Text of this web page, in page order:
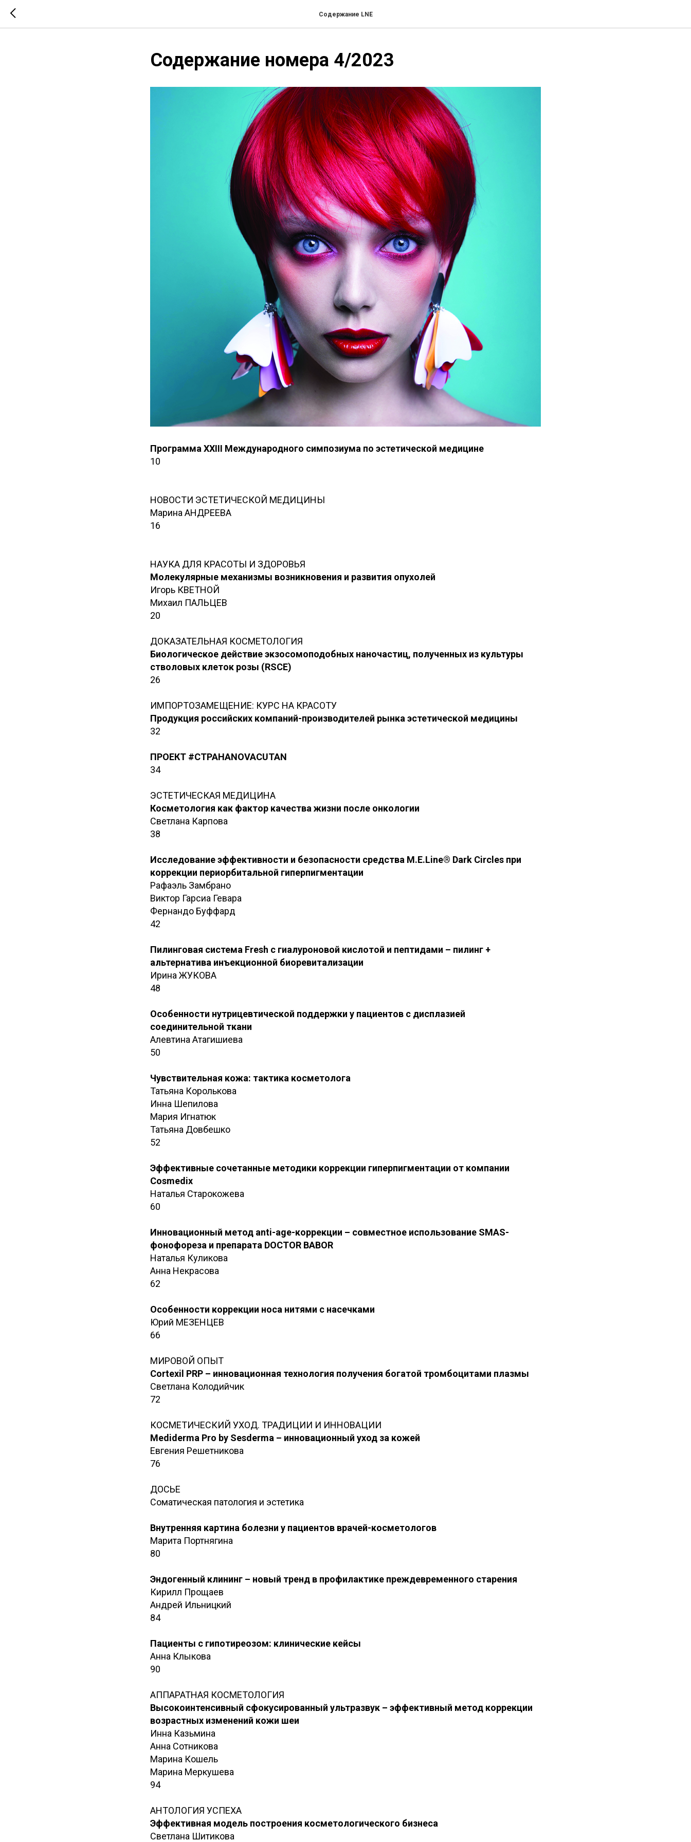
Содержание LNE
Содержание номера 4/2023
Программа XXIII Международного симпозиума по эстетической медицине
10
НОВОСТИ ЭСТЕТИЧЕСКОЙ МЕДИЦИНЫ
Марина АНДРЕЕВА
16
НАУКА ДЛЯ КРАСОТЫ И ЗДОРОВЬЯ
Молекулярные механизмы возникновения и развития опухолей
Игорь КВЕТНОЙ
Михаил ПАЛЬЦЕВ
20
ДОКАЗАТЕЛЬНАЯ КОСМЕТОЛОГИЯ
Биологическое действие экзосомоподобных наночастиц, полученных из культуры
стволовых клеток розы (RSCE)
26
ИМПОРТОЗАМЕЩЕНИЕ: КУРС НА КРАСОТУ
Продукция российских компаний-производителей рынка эстетической медицины
32
ПРОЕКТ #СТРАНАNOVACUTAN
34
ЭСТЕТИЧЕСКАЯ МЕДИЦИНА
Косметология как фактор качества жизни после онкологии
Светлана Карпова
38
Исследование эффективности и безопасности средства M.E.Line® Dark Circles при
коррекции периорбитальной гиперпигментации
Рафаэль Замбрано
Виктор Гарсиа Гевара
Фернандо Буффард
42
Пилинговая система Fresh с гиалуроновой кислотой и пептидами – пилинг +
альтернатива инъекционной биоревитализации
Ирина ЖУКОВА
48
Особенности нутрицевтической поддержки у пациентов с дисплазией
соединительной ткани
Алевтина Атагишиева
50
Чувствительная кожа: тактика косметолога
Татьяна Королькова
Инна Шепилова
Мария Игнатюк
Татьяна Довбешко
52
Эффективные сочетанные методики коррекции гиперпигментации от компании
Cosmedix
Наталья Старокожева
60
Инновационный метод anti-age-коррекции – совместное использование SMAS-
фонофореза и препарата DOCTOR BABOR
Наталья Куликова
Анна Некрасова
62
Особенности коррекции носа нитями с насечками
Юрий МЕЗЕНЦЕВ
66
МИРОВОЙ ОПЫТ
Cortexil PRP – инновационная технология получения богатой тромбоцитами плазмы
Светлана Колодийчик
72
КОСМЕТИЧЕСКИЙ УХОД. ТРАДИЦИИ И ИННОВАЦИИ
Mediderma Pro by Sesderma – инновационный уход за кожей
Евгения Решетникова
76
ДОСЬЕ
Соматическая патология и эстетика
Внутренняя картина болезни у пациентов врачей-косметологов
Марита Портнягина
80
Эндогенный клининг – новый тренд в профилактике преждевременного старения
Кирилл Прощаев
Андрей Ильницкий
84
Пациенты с гипотиреозом: клинические кейсы
Анна Клыкова
90
АППАРАТНАЯ КОСМЕТОЛОГИЯ
Высокоинтенсивный сфокусированный ультразвук – эффективный метод коррекции
возрастных изменений кожи шеи
Инна Казьмина
Анна Сотникова
Марина Кошель
Марина Меркушева
94
АНТОЛОГИЯ УСПЕХА
Эффективная модель построения косметологического бизнеса
Светлана Шитикова